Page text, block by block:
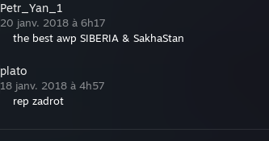
Petr_Yan_1
20 janv. 2018 à 6h17
the best awp SIBERIA & SakhaStan
plato
18 janv. 2018 à 4h57
rep zadrot